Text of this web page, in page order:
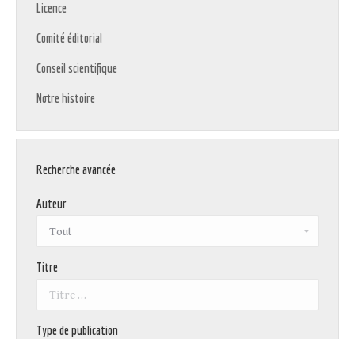
Licence
Comité éditorial
Conseil scientifique
Notre histoire
Recherche avancée
Auteur
Titre
Type de publication